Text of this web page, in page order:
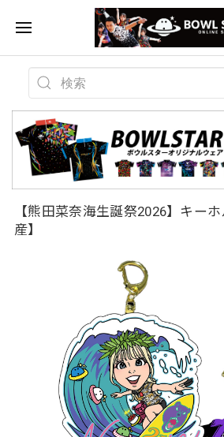
【熊田菜奈海生誕祭2026】キー
産】